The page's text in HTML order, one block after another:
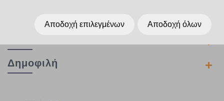
Δημοφιλή
Αποδοχή επιλεγμένων Αποδοχή όλων